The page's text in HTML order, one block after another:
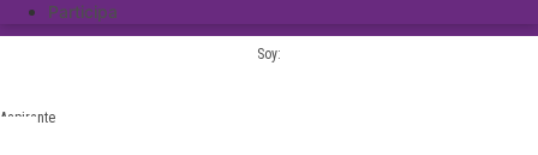
Participa
Soy:
Aspirante